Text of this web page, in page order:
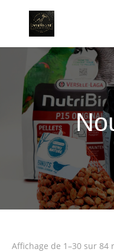
Affichage de 1–30 sur 84